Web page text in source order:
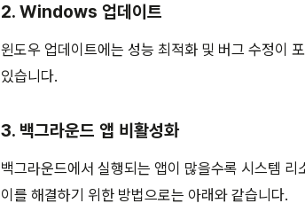
2. Windows 업데이트
윈도우 업데이트에는 성능 최적화 및 버그 수정이
있습니다.
3. 백그라운드 앱 비활성화
백그라운드에서 실행되는 앱이 많을수록 시스템
이를 해결하기 위한 방법으로는 아래와 같습니다.